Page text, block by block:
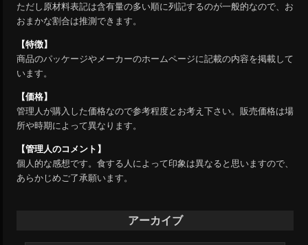
ただし原材料表記は含有量の多い順に列記するのが一般的なので、お
おまかな割合は推測できます。
【特徴】
商品のパッケージやメーカーのホームページに記載の内容を掲載して
います。
【価格】
管理人が購入した価格なので参考程度とお考え下さい。販売価格は場
所や時期によって異なります。
【管理人のコメント】
個人的な感想です。食する人によって印象は異なると思いますので、
あらかじめご了承願います。
アーカイブ